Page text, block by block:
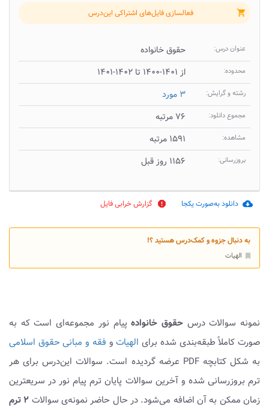
shopping_cart فعالسازی فایل‌های اشتراکی این‌درس
عنوان درس: حقوق خانواده
محدوده: از ۱۴۰۱-۱۴۰۰ تا ۱۴۰۲-۱۴۰۱
رشته و گرایش: ۳ مورد
مجموع دانلود: ۷۶ مرتبه
مشاهده: ۱۵۹۱ مرتبه
بروزرسانی: ۱۱۵۶ روز قبل
cloud_download دانلود به‌صورت یکجا report گزارش خرابی فایل
به دنبال جزوه و کمک‌درس هستید ؟!
الهیات
نمونه سوالات درسحقوق خانوادهپیام نور مجموعه‌ای است که به
صورت کاملاً طبقه‌بندی شده برای الهیاتو فقه و مبانی حقوق اسلامی
به شکل کتابچه PDF عرضه گردیده است. سوالات این‌درس برای هر
ترم بروزرسانی شده و آخرین سوالات پایان ترم پیام نور در سریعترین
زمان ممکن به آن اضافه می‌شود. در حال حاضر نمونه‌ی سوالات ۲ ترم